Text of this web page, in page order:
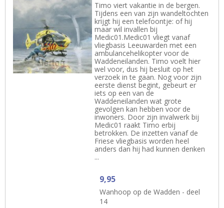
Timo viert vakantie in de bergen.
Tijdens een van zijn wandeltochten
krijgt hij een telefoontje: of hij
maar wil invallen bij
Medic01.Medic01 vliegt vanaf
vliegbasis Leeuwarden met een
ambulancehelikopter voor de
Waddeneilanden. Timo voelt hier
wel voor, dus hij besluit op het
verzoek in te gaan. Nog voor zijn
eerste dienst begint, gebeurt er
iets op een van de
Waddeneilanden wat grote
gevolgen kan hebben voor de
inwoners. Door zijn invalwerk bij
Medic01 raakt Timo erbij
betrokken. De inzetten vanaf de
Friese vliegbasis worden heel
anders dan hij had kunnen denken
...
9,95
Wanhoop op de Wadden - deel
14